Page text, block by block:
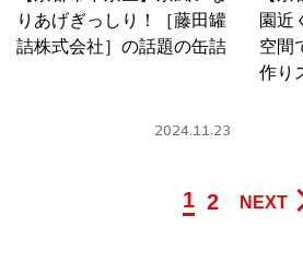
りあげぎっしり！［藤田罐
詰株式会社］の話題の缶詰
2024.11.23
園近
空間
作り
1 2 NEXT